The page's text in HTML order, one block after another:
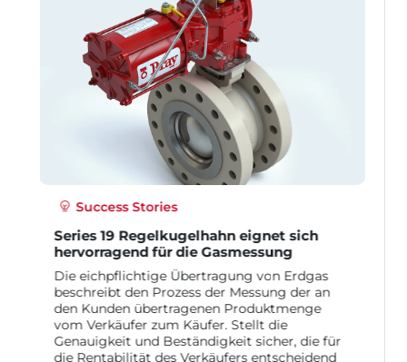
Success Stories
Bray erhöht Standzeit um das 4-fache im
Recycle Prozess der Papier- &
Zellstoffindustrie
Im Recyclingprozess befindet sich ein
Zyklon-/Abfallfanggerät unmittelbar nach dem
Aufbereiter
Weitere Informationen